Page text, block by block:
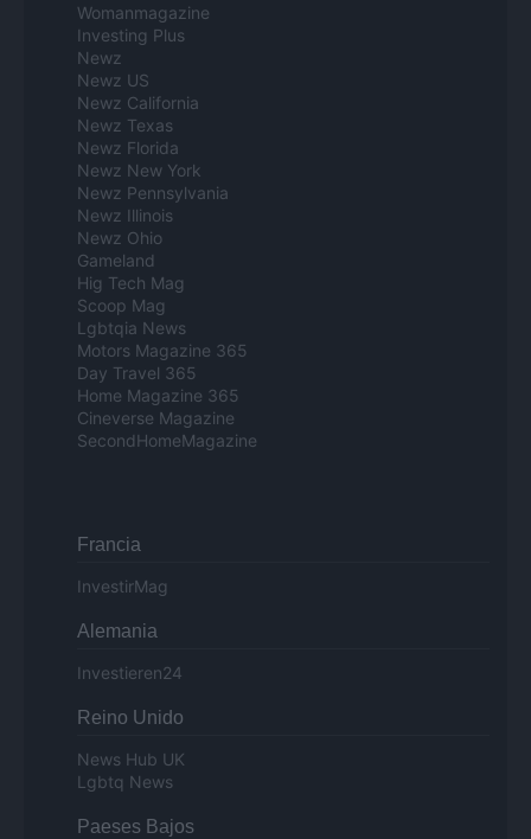
Womanmagazine
Investing Plus
Newz
Newz US
Newz California
Newz Texas
Newz Florida
Newz New York
Newz Pennsylvania
Newz Illinois
Newz Ohio
Gameland
Hig Tech Mag
Scoop Mag
Lgbtqia News
Motors Magazine 365
Day Travel 365
Home Magazine 365
Cineverse Magazine
SecondHomeMagazine
Francia
InvestirMag
Alemania
Investieren24
Reino Unido
News Hub UK
Lgbtq News
Paeses Bajos